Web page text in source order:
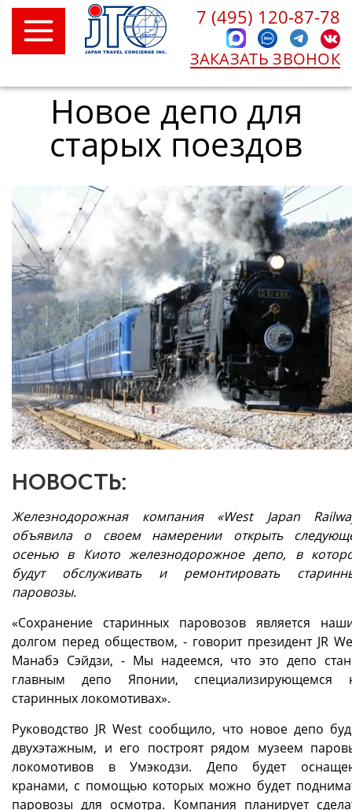
7 (495) 120-87-78
ЗАКАЗАТЬ ЗВОНОК
Новое депо для
старых поездов
НОВОСТЬ:
Железнодорожная компания «West Japan
объявила о своем намерении открыть
осенью в Киото железнодорожное депо, в
будут обслуживать и ремонтировать
паровозы.
«Сохранение старинных паровозов является
долгом перед обществом, - говорит президент JR
Манабэ Сэйдзи, - Мы надеемся, что это депо
главным депо Японии, специализирующемся
старинных локомотивах».
Руководство JR West сообщило, что новое депо
двухэтажным, и его построят рядом музеем
локомотивов в Умэкодзи. Депо будет
кранами, с помощью которых можно будет
паровозы для осмотра. Компания планирует